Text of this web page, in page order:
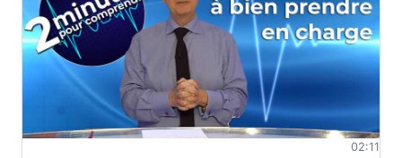
02:11